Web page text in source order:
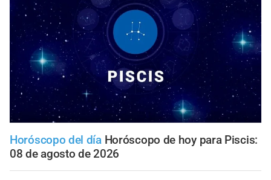
Horóscopo del día Horóscopo de hoy para Piscis:
08 de agosto de 2026